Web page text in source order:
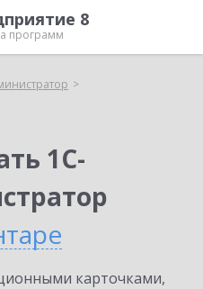
8
программ
1С-
карточками,